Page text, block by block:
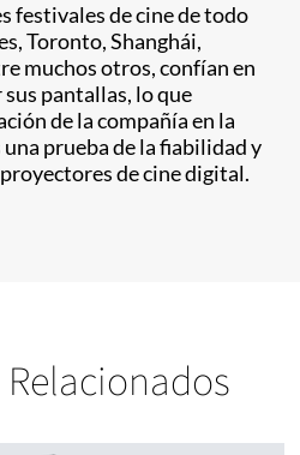
festivales de cine de todo
Toronto, Shanghái,
muchos otros, confían en
pantallas, lo que
de la compañía en la
prueba de la fiabilidad y
de cine digital.